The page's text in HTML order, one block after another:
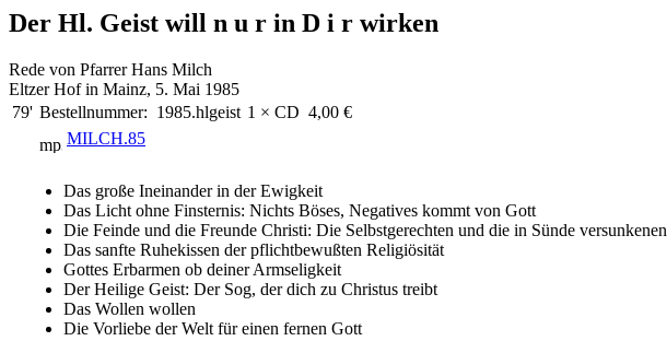
Der Hl. Geist will n u r in D i r wirken
Rede von Pfarrer Hans Milch
Eltzer Hof in Mainz, 5. Mai 1985
79' Bestellnummer: 1985.hlgeist 1 × CD 4,00 €
MILCH.85
Das große Ineinander in der Ewigkeit
Das Licht ohne Finsternis: Nichts Böses, Negatives kommt von Gott
Die Feinde und die Freunde Christi: Die Selbstgerechten und die in Sünde versunkenen
Das sanfte Ruhekissen der pflichtbewußten Religiösität
Gottes Erbarmen ob deiner Armseligkeit
Der Heilige Geist: Der Sog, der dich zu Christus treibt
Das Wollen wollen
Die Vorliebe der Welt für einen fernen Gott